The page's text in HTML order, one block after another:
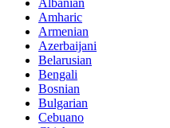
Amharic
Armenian
Azerbaijani
Belarusian
Bengali
Bosnian
Bulgarian
Cebuano